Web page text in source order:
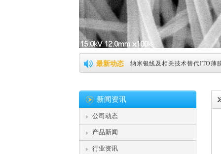
最新动态
新纳米线透明电极，导电性直
纳米银线及相关技术替代ITO
据传iPad Pro将搭载纳米银线
纳米银或将替代ITO成为主流
纳米银线助力柔性屏幕，明年
新闻资讯
公司动态
产品新闻
行业资讯